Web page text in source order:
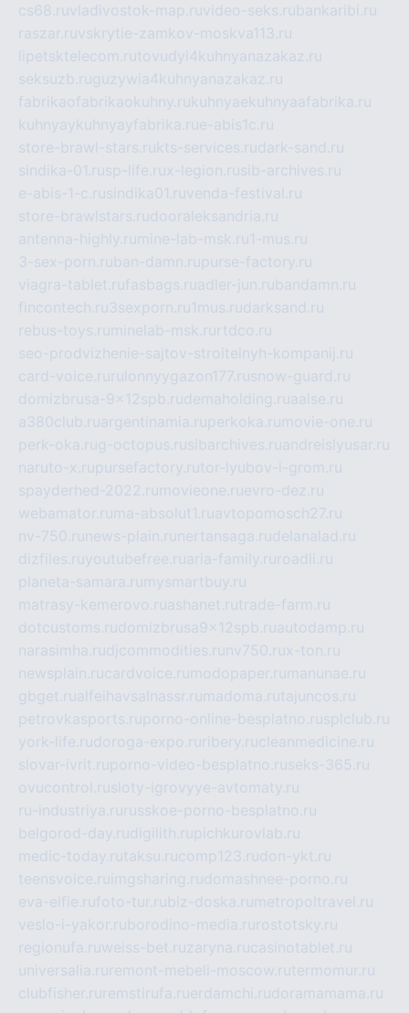
cs68.ruvladivostok-map.ruvideo-seks.rubankaribi.ru
raszar.ruvskrytie-zamkov-moskva113.ru
lipetsktelecom.rutovudyi4kuhnyanazakaz.ru
seksuzb.ruguzywia4kuhnyanazakaz.ru
fabrikaofabrikaokuhny.rukuhnyaekuhnyaafabrika.ru
kuhnyaykuhnyayfabrika.rue-abis1c.ru
store-brawl-stars.rukts-services.rudark-sand.ru
sindika-01.rusp-life.rux-legion.rusib-archives.ru
e-abis-1-c.rusindika01.ruvenda-festival.ru
store-brawlstars.rudooraleksandria.ru
antenna-highly.ru mine-lab-msk.ru1-mus.ru
3-sex-porn.ruban-damn.rupurse-factory.ru
viagra-tablet.rufasbags.ruadler-jun.rubandamn.ru
fincontech.ru3sexporn.ru1mus.rudarksand.ru
rebus-toys.ru minelab-msk.ru rtdco.ru
seo-prodvizhenie-sajtov-stroitelnyh-kompanij.ru
card-voice.ru rulonnyygazon177.rusnow-guard.ru
domizbrusa-9x12spb.rudemaholding.ruaalse.ru
a380club.ruargentinamia.ruperkoka.ru movie-one.ru
perk-oka.rug-octopus.rusibarchives.ruandreislyusar.ru
naruto-x.rupursefactory.rutor-lyubov-i-grom.ru
spayderhed-2022.ru movieone.ruevro-dez.ru
webamator.ru ma-absolut1.ruavtopomosch27.ru
nv-750.ru news-plain.ru nertansaga.rudelanalad.ru
dizfiles.ruyoutubefree.ruaria-family.ru roadli.ru
planeta-samara.ru mysmartbuy.ru
matrasy-kemerovo.ruashanet.rutrade-farm.ru
dotcustoms.rudomizbrusa9x12spb.ruautodamp.ru
narasimha.rudjcommodities.ru nv750.rux-ton.ru
newsplain.rucardvoice.ru modopaper.ru manunae.ru
gbget.rualfeihavsalnassr.ru madoma.rutajuncos.ru
petrovkasports.ruporno-online-besplatno.rusplclub.ru
york-life.rudoroga-expo.ru ribery.rucleanmedicine.ru
slovar-ivrit.ruporno-video-besplatno.ruseks-365.ru
ovucontrol.rusloty-igrovyye-avtomaty.ru
ru-industriya.ru russkoe-porno-besplatno.ru
belgorod-day.rudigilith.rupichkurovlab.ru
medic-today.rutaksu.rucomp123.rudon-ykt.ru
teensvoice.ru imgsharing.rudomashnee-porno.ru
eva-elfie.rufoto-tur.rubiz-doska.ru metropoltravel.ru
veslo-i-yakor.ruborodino-media.ru rostotsky.ru
regionufa.ruweiss-bet.ruzaryna.rucasinotablet.ru
universalia.ru remont-mebeli-moscow.rutermomur.ru
clubfisher.ru remstirufa.ruerdamchi.rudoramamama.ru